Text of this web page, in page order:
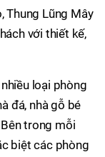
Thung Lũng Mây
với thiết kế,
loại phòng
đá, nhà gỗ bé
trong mỗi
biệt các phòng